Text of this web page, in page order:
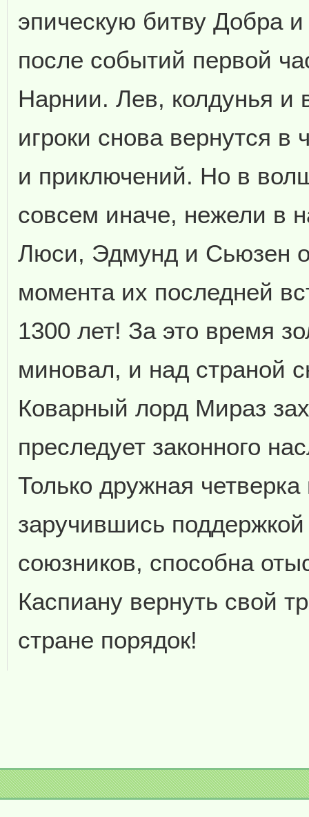
эпическую битву Добра
после событий первой
Нарнии. Лев, колдунья
игроки снова вернутся
и приключений. Но в
совсем иначе, нежели в
Люси, Эдмунд и Сьюзен
момента их последней
1300 лет! За это время
миновал, и над страной
Коварный лорд Мираз
преследует законного
Только дружная
заручившись
союзников, способна
Каспиану вернуть свой
стране порядок!